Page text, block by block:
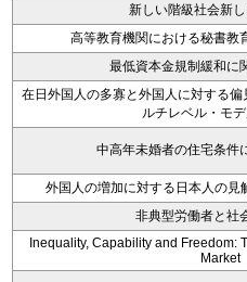
新しい階級社会新
高等教育機関における秘書教
最低資本金規制緩和に
在日外国人の多寡と外国人に対する
ルチレベル・モ
中高年未婚者の住宅条件
外国人の増加に対する日本人の見
非典型労働者と社
Inequality, Capability and Freedom:
Market